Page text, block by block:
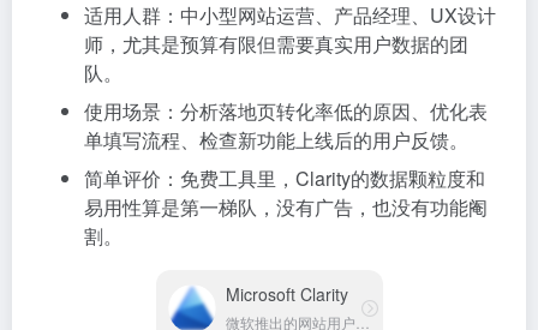
适用人群：中小型网站运营、产品经理、UX设计
师，尤其是预算有限但需要真实用户数据的团
队。
使用场景：分析落地页转化率低的原因、优化表
单填写流程、检查新功能上线后的用户反馈。
简单评价：免费工具里，Clarity的数据颗粒度和
易用性算是第一梯队，没有广告，也没有功能阉
割。
Microsoft Clarity
微软推出的网站用户行为分析工具